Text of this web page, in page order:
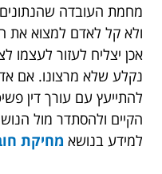
מחמת העובדה שהנתונים
ולא קל לאדם למצוא את
אכן יצליח לעזור
נקלע שלא מרצונו. אם
להתייעץ עם עורך דין
הקיים ולהסתדר מול
למידע בנושא מחיקת